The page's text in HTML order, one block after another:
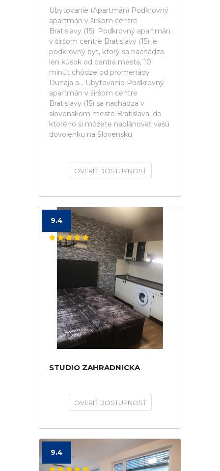
Ubytovanie (Apartmán) Podkrovný
apartmán v širšom centre
Bratislavy (15). Podkrovný apartmán
v širšom centre Bratislavy (15) je
podkrovný byt, ktorý sa nachádza
len kúsok od centra mesta, 10
minút chôdze od promenády
Dunaja a... Ubytovanie Podkrovný
apartmán v širšom centre
Bratislavy (15) sa nachádza v
slovenskom meste Bratislava, do
ktorého si môžete naplánovať vašú
dovolenku na Slovensku.
OVERIŤ DOSTUPNOSŤ
9.4
STUDIO ZAHRADNICKA
OVERIŤ DOSTUPNOSŤ
9.4